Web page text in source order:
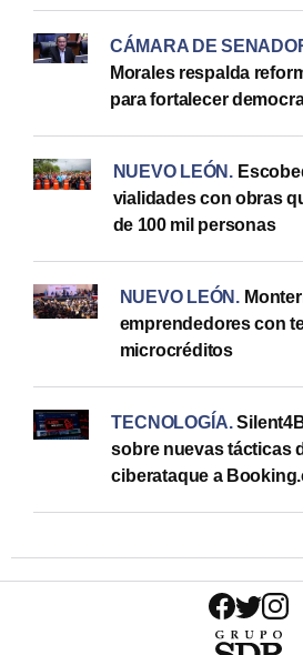
CÁMARA DE
Morales respalda
para fortalecer
NUEVO LEÓN .
vialidades con obras
de 100 mil personas
NUEVO LEÓN .
emprendedores con
microcréditos
TECNOLOGÍA.
sobre nuevas tácticas
ciberataque a